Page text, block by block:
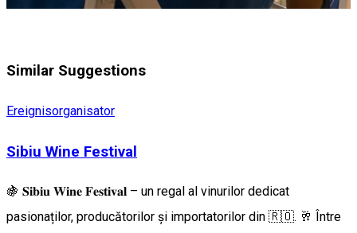
Similar Suggestions
Ereignisorganisator
Sibiu Wine Festival
🍇 𝐒𝐢𝐛𝐢𝐮 𝐖𝐢𝐧𝐞 𝐅𝐞𝐬𝐭𝐢𝐯𝐚𝐥 – un regal al vinurilor dedicat
pasionaților, producătorilor și importatorilor din 🇷🇴. 🥂 Între